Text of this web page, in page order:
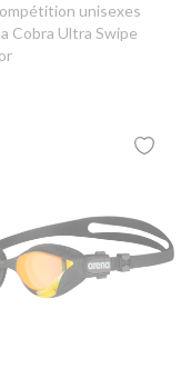
unisexes
Cobra Ultra Swipe